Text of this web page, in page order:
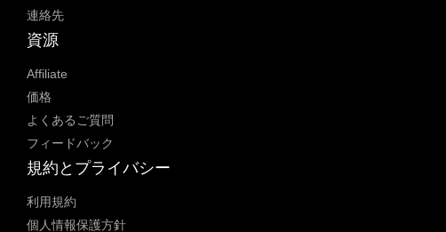
連絡先
資源
Affiliate
価格
よくあるご質問
フィードバック
規約とプライバシー
利用規約
個人情報保護方針